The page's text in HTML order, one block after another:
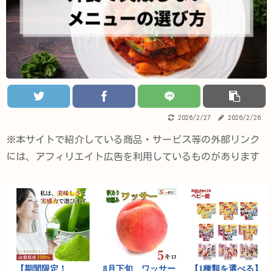
2026/2/27 2026/2/26
※本サイトで紹介している商品・サービス等の外部リンク
には、アフィリエイト広告を利用しているものがあります